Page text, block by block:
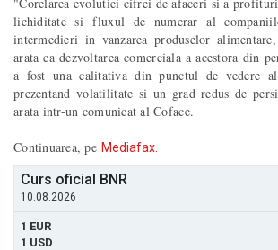
lichiditate si fluxul de numerar al
intermedieri in vanzarea produselor
arata ca dezvoltarea comerciala a acestora din
a fost una calitativa din punctul de vedere
prezentand volatilitate si un grad redus de
arata intr-un comunicat al Coface.
Continuarea, peMediafax.
Curs oficial BNR
10.08.2026
1 EUR
1 USD